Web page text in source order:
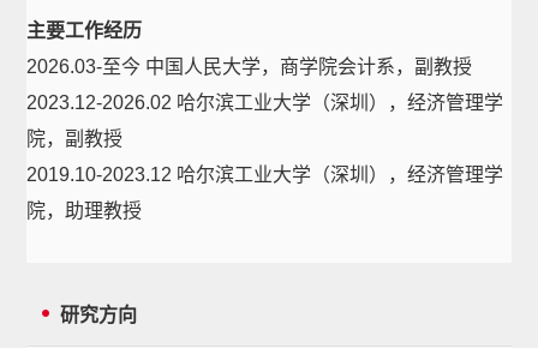
主要工作经历
2026.03-至今 中国人民大学，商学院会计系，副教授
2023.12-2026.02 哈尔滨工业大学（深圳），经济管理学
院，副教授
2019.10-2023.12 哈尔滨工业大学（深圳），经济管理学
院，助理教授
研究方向